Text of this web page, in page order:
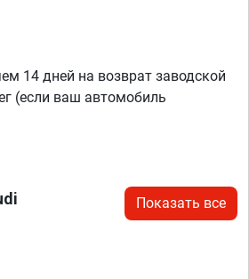
14 дней на возврат заводской
(если ваш автомобиль
Показать все